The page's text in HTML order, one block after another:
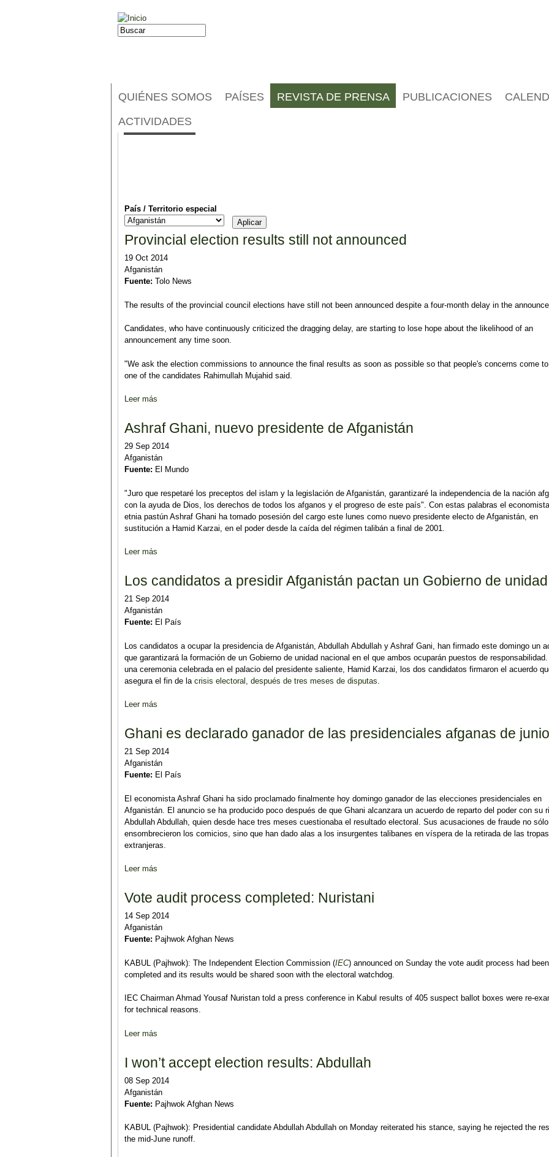
Formulario de búsqueda
Buscar
Noticias
País / Territorio especial
Provincial election results still not announced
19 Oct 2014
Afganistán
Fuente: Tolo News
The results of the provincial council elections have still not been announced despite a four-month delay in the
Candidates, who have continuously criticized the dragging delay, are starting to lose hope about the likelihood of an
announcement any time soon.
"We ask the election commissions to announce the final results as soon as possible so that people's concerns come
one of the candidates Rahimullah Mujahid said.
Leer más
Ashraf Ghani, nuevo presidente de Afganistán
29 Sep 2014
Afganistán
Fuente: El Mundo
"Juro que respetaré los preceptos del islam y la legislación de Afganistán, garantizaré la independencia de la nación
con la ayuda de Dios, los derechos de todos los afganos y el progreso de este país". Con estas palabras el
etnia pastún Ashraf Ghani ha tomado posesión del cargo este lunes como nuevo presidente electo de Afganistán, en
sustitución a Hamid Karzai, en el poder desde la caída del régimen talibán a final de 2001.
Leer más
Los candidatos a presidir Afganistán pactan un Gobierno de unidad
21 Sep 2014
Afganistán
Fuente: El País
Los candidatos a ocupar la presidencia de Afganistán, Abdullah Abdullah y Ashraf Gani, han firmado este domingo un
que garantizará la formación de un Gobierno de unidad nacional en el que ambos ocuparán puestos de
una ceremonia celebrada en el palacio del presidente saliente, Hamid Karzai, los dos candidatos firmaron el acuerdo
asegura el fin de la crisis electoral, después de tres meses de disputas
Leer más
Ghani es declarado ganador de las presidenciales afganas de junio
21 Sep 2014
Afganistán
Fuente: El País
El economista Ashraf Ghani ha sido proclamado finalmente hoy domingo ganador de las elecciones presidenciales en
Afganistán. El anuncio se ha producido poco después de que Ghani alcanzara un acuerdo de reparto del poder con su
Abdullah Abdullah, quien desde hace tres meses cuestionaba el resultado electoral. Sus acusaciones de fraude no sólo
ensombrecieron los comicios, sino que han dado alas a los insurgentes talibanes en víspera de la retirada de las tropas
extranjeras.
Leer más
Vote audit process completed: Nuristani
14 Sep 2014
Afganistán
Fuente: Pajhwok Afghan News
KABUL (Pajhwok): The Independent Election Commission (IEC) announced on Sunday the vote audit process had been
completed and its results would be shared soon with the electoral watchdog.
IEC Chairman Ahmad Yousaf Nuristan told a press conference in Kabul results of 405 suspect ballot boxes were re-
for technical reasons.
Leer más
I won’t accept election results: Abdullah
08 Sep 2014
Afganistán
Fuente: Pajhwok Afghan News
KABUL (Pajhwok): Presidential candidate Abdullah Abdullah on Monday reiterated his stance, saying he rejected the
the mid-June runoff.
QUIÉNES SOMOS PAÍSES REVISTA DE PRENSA PUBLICACIONES
ACTIVIDADES